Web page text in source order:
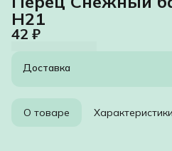
Н21
42 ₽
Доставка
О товаре Характеристики